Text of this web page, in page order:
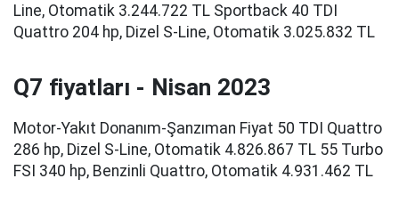
Line, Otomatik 3.244.722 TL Sportback 40 TDI
Quattro 204 hp, Dizel S-Line, Otomatik 3.025.832 TL
Q7 fiyatları - Nisan 2023
Motor-Yakıt Donanım-Şanzıman Fiyat 50 TDI Quattro
286 hp, Dizel S-Line, Otomatik 4.826.867 TL 55 Turbo
FSI 340 hp, Benzinli Quattro, Otomatik 4.931.462 TL